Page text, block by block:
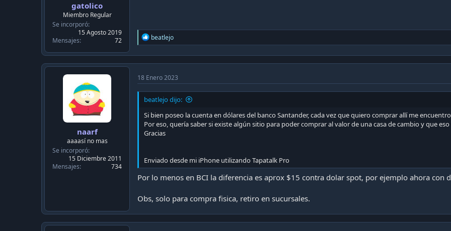
gatolico
Miembro Regular
Se incorporó
15 Agosto 2019
Mensajes
72
R
e
i
o
n
s
beatlejo
naarf
aaaasí no mas
Se incorporó
15 Diciembre 2011
Mensajes
734
18 Enero 2023
beatlejo dijo:
Si bien poseo la cuenta en dólares del banco Santander, cada vez que quiero comprar allí me
Por eso, quería saber si existe algún sitio para poder comprar al valor de una casa de cambio y que
Gracias
Enviado desde mi iPhone utilizando Tapatalk Pro
Por lo menos en BCI la diferencia es aprox $15 contra dolar spot, por ejemplo ahora con
Obs, solo para compra fisica, retiro en sucursales.